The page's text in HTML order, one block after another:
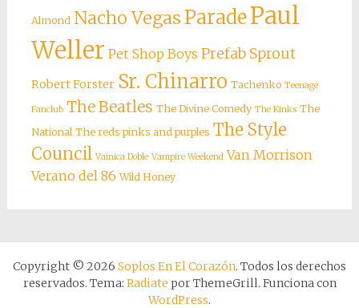
Almond Nacho Vegas ParadePaul
Weller Pet Shop Boys Prefab Sprout
Robert Forster Sr. Chinarro Tachenko Teenage
Fanclub The Beatles The Divine Comedy The Kinks The
National The reds pinks and purples The Style
Council Vainica Doble Vampire Weekend Van Morrison
Verano del 86 Wild Honey
Copyright © 2026 Soplos En El Corazón. Todos los derechos
reservados. Tema: Radiate por ThemeGrill. Funciona con
WordPress.